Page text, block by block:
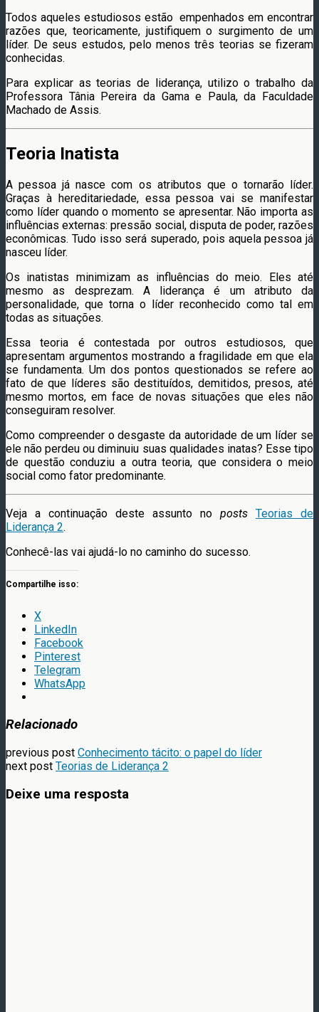
Todos aqueles estudiosos estão empenhados em encontrar
razões que, teoricamente, justifiquem o surgimento de um
líder. De seus estudos, pelo menos três teorias se fizeram
conhecidas.
Para explicar as teorias de liderança, utilizo o trabalho da
Professora Tânia Pereira da Gama e Paula, da Faculdade
Machado de Assis.
Teoria Inatista
A pessoa já nasce com os atributos que o tornarão líder.
Graças à hereditariedade, essa pessoa vai se manifestar
como líder quando o momento se apresentar. Não importa as
influências externas: pressão social, disputa de poder, razões
econômicas. Tudo isso será superado, pois aquela pessoa já
nasceu líder.
Os inatistas minimizam as influências do meio. Eles até
mesmo as desprezam. A liderança é um atributo da
personalidade, que torna o líder reconhecido como tal em
todas as situações.
Essa teoria é contestada por outros estudiosos, que
apresentam argumentos mostrando a fragilidade em que ela
se fundamenta. Um dos pontos questionados se refere ao
fato de que líderes são destituídos, demitidos, presos, até
mesmo mortos, em face de novas situações que eles não
conseguiram resolver.
Como compreender o desgaste da autoridade de um líder se
ele não perdeu ou diminuiu suas qualidades inatas? Esse tipo
de questão conduziu a outra teoria, que considera o meio
social como fator predominante.
Veja a continuação deste assunto no posts Teorias de
Liderança 2.
Conhecê-las vai ajudá-lo no caminho do sucesso.
Compartilhe isso:
X
LinkedIn
Facebook
Pinterest
Telegram
WhatsApp
Relacionado
previous post Conhecimento tácito: o papel do líder
next post Teorias de Liderança 2
Deixe uma resposta